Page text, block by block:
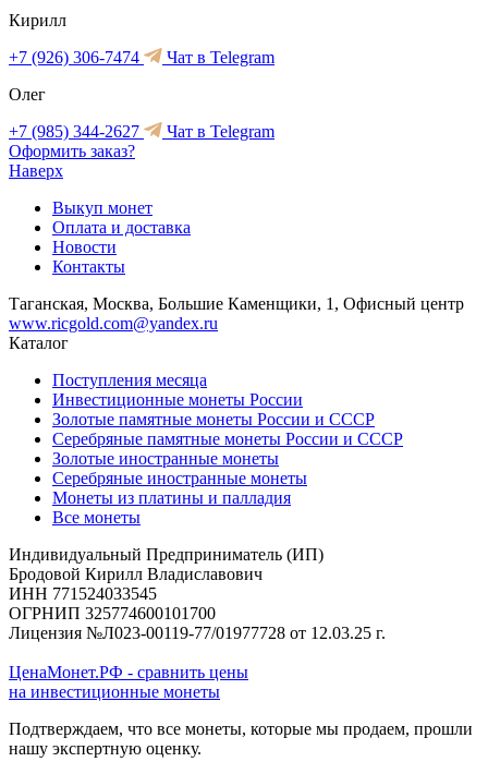
Кирилл
+7 (926) 306-7474
Чат в Telegram
Олег
+7 (985) 344-2627
Чат в Telegram
Оформить заказ?
Наверх
Выкуп монет
Оплата и доставка
Новости
Контакты
Таганская, Москва, Большие Каменщики, 1, Офисный центр
www.ricgold.com@yandex.ru
Каталог
Поступления месяца
Инвестиционные монеты России
Золотые памятные монеты России и СССР
Серебряные памятные монеты России и СССР
Золотые иностранные монеты
Серебряные иностранные монеты
Монеты из платины и палладия
Все монеты
Индивидуальный Предприниматель (ИП)
Бродовой Кирилл Владиславович
ИНН 771524033545
ОГРНИП 325774600101700
Лицензия №Л023-00119-77/01977728 от 12.03.25 г.
ЦенаМонет.РФ - сравнить цены
на инвестиционные монеты
Подтверждаем, что все монеты, которые мы продаем, прошли
нашу экспертную оценку.